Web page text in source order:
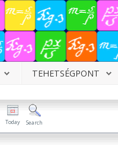
TEHETSÉGPONT
Today Search